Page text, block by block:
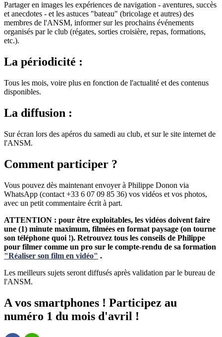
Partager en images les expériences de navigation - aventures, succès
et anecdotes - et les astuces "bateau" (bricolage et autres) des
membres de l'ANSM, informer sur les prochains événements
organisés par le club (régates, sorties croisière, repas, formations,
etc.).
La périodicité :
Tous les mois, voire plus en fonction de l'actualité et des contenus
disponibles.
La diffusion :
Sur écran lors des apéros du samedi au club, et sur le site internet de
l'ANSM.
Comment participer ?
Vous pouvez dès maintenant envoyer à Philippe Donon via
WhatsApp (contact +33 6 07 09 85 36) vos vidéos et vos photos,
avec un petit commentaire écrit à part.
ATTENTION : pour être exploitables, les vidéos doivent faire
une (1) minute maximum, filmées en format paysage (on tourne
son téléphone quoi !). Retrouvez tous les conseils de Philippe
pour filmer comme un pro sur le compte-rendu de sa formation
"Réaliser son film en vidéo" .
Les meilleurs sujets seront diffusés après validation par le bureau de
l'ANSM.
A vos smartphones ! Participez au
numéro 1 du mois d'avril !